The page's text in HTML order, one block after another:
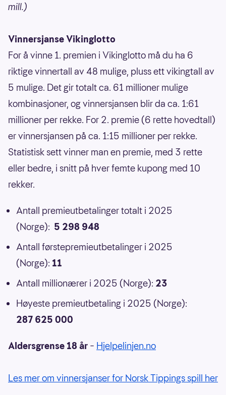
mill.)
Vinnersjanse Vikinglotto
For å vinne 1. premien i Vikinglotto må du ha 6
riktige vinnertall av 48 mulige, pluss ett vikingtall av
5 mulige. Det gir totalt ca. 61 millioner mulige
kombinasjoner, og vinnersjansen blir da ca. 1:61
millioner per rekke. For 2. premie (6 rette hovedtall)
er vinnersjansen på ca. 1:15 millioner per rekke.
Statistisk sett vinner man en premie, med 3 rette
eller bedre, i snitt på hver femte kupong med 10
rekker.
Antall premieutbetalinger totalt i 2025
(Norge): 5 298 948
Antall førstepremieutbetalinger i 2025
(Norge): 11
Antall millionærer i 2025 (Norge): 23
Høyeste premieutbetaling i 2025 (Norge):
287 625 000
Aldersgrense 18 år – Hjelpelinjen.no
Les mer om vinnersjanser for Norsk Tippings spill her